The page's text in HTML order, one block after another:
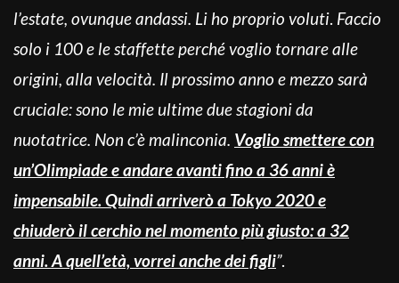
l’estate, ovunque andassi. Li ho proprio voluti. Faccio
solo i 100 e le staffette perché voglio tornare alle
origini, alla velocità. Il prossimo anno e mezzo sarà
cruciale: sono le mie ultime due stagioni da
nuotatrice. Non c’è malinconia. Voglio smettere con
un’Olimpiade e andare avanti fino a 36 anni è
impensabile. Quindi arriverò a Tokyo 2020 e
chiuderò il cerchio nel momento più giusto: a 32
anni. A quell’età, vorrei anche dei figli”.